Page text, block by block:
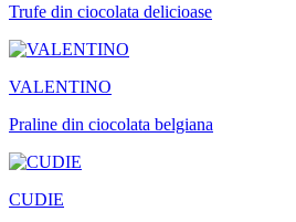
Trufe din ciocolata delicioase
VALENTINO
Praline din ciocolata belgiana
CUDIE